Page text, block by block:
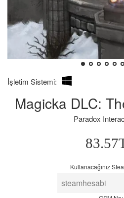
Magicka DLC:
Paradox
Normal
Fiyat
Kullanacağınız
Kendim
Aldığımı:
Bilgilerin
olması
durumunda
İşletim Sistemi: